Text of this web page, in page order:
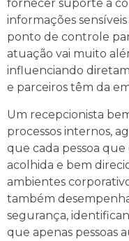
fornecer suporte a
informações
ponto de controle
atuação vai muito
influenciando
e parceiros têm da
Um recepcionista
processos internos,
que cada pessoa que
acolhida e bem
ambientes
também
segurança,
que apenas pessoas